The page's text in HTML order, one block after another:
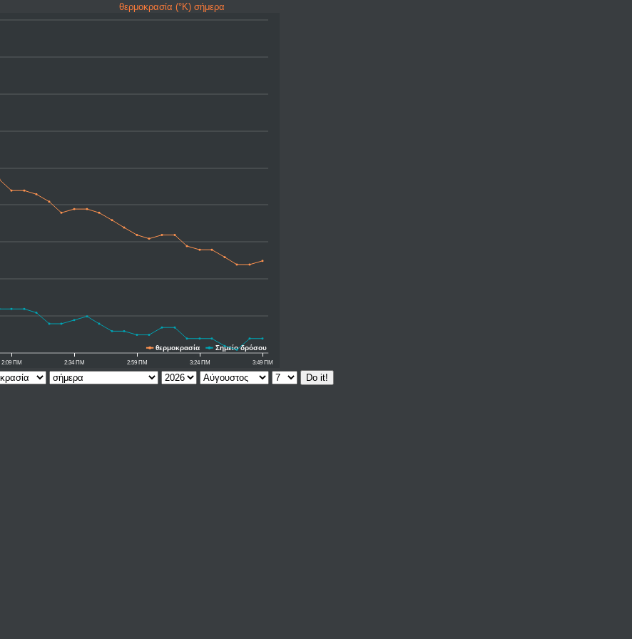
θερμοκρασία (°K) σήμερα